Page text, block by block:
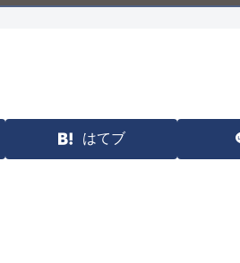
はてブ